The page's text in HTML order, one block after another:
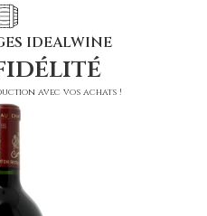
IDEALWINE
avec vos achats !